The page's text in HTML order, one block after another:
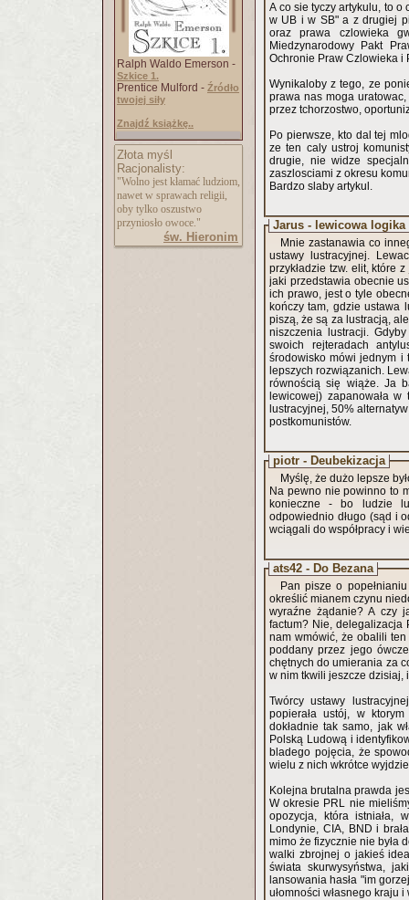
Ralph Waldo Emerson -
Szkice 1.
Prentice Mulford - Źródło
twojej siły
Znajdź książkę..
Złota myśl
Racjonalisty:
"Wolno jest kłamać ludziom,
nawet w sprawach religii,
oby tylko oszustwo
przyniosło owoce."
św. Hieronim
A co sie tyczy artykulu, to o
w UB i w SB" a z drugiej
oraz prawa czlowieka
Miedzynarodowy Pakt
Ochronie Praw Czlowieka i
Wynikaloby z tego, ze
prawa nas moga
przez tchorzostwo,
Po pierwsze, kto dal tej
ze ten caly ustroj
drugie, nie widze
zaszlosciami z okresu
Bardzo slaby artykul.
Jarus - lewicowa logika
Mnie zastanawia co
ustawy lustracyjnej.
przykładzie tzw. elit, które
jaki przedstawia obecnie
ich prawo, jest o tyle
kończy tam, gdzie ustawa
piszą, że są za lustracją,
niszczenia lustracji.
swoich rejteradach
środowisko mówi jednym i
lepszych rozwiązanich.
równością się wiąże. Ja
lewicowej) zapanowała
lustracyjnej, 50%
postkomunistów.
piotr - Deubekizacja
Myślę, że dużo lepsze
Na pewno nie powinno to
konieczne - bo ludzie
odpowiednio długo (sąd i
wciągali do współpracy i
ats42 - Do Bezana
Pan pisze o
określić mianem czynu
wyraźne żądanie? A czy
factum? Nie, delegalizacja
nam wmówić, że obalili ten
poddany przez jego
chętnych do umierania za
w nim tkwili jeszcze dzisiaj,
Twórcy ustawy
popierała ustój, w
dokładnie tak samo, jak
Polską Ludową i
bladego pojęcia, że
wielu z nich wkrótce
Kolejna brutalna prawda
W okresie PRL nie
opozycja, która istniała,
Londynie, CIA, BND i
mimo że fizycznie nie była
walki zbrojnej o jakieś
świata skurwysyństwa,
lansowania hasła "im
ułomności własnego kraju